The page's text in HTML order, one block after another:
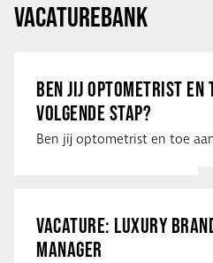
VACATUREBANK
BEN JIJ OPTOMETRIST EN
VOLGENDE STAP?
VACATURE: LUXURY
MANAGER